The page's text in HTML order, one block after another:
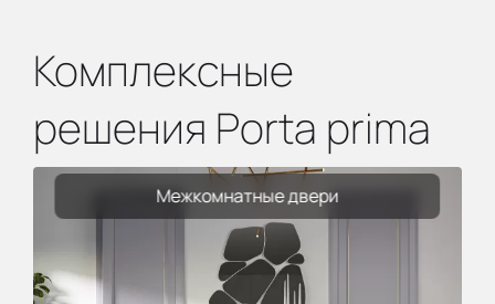
Комплексные
решения Porta prima
Межкомнатные двери